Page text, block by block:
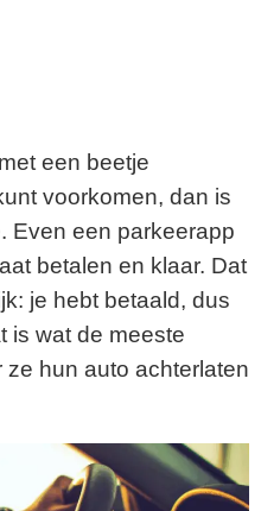
een beetje
voorkomen, dan is
Even een parkeerapp
betalen en klaar. Dat
je hebt betaald, dus
is wat de meeste
hun auto achterlaten